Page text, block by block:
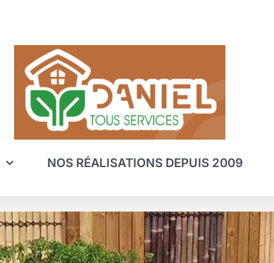
NOS RÉALISATIONS DEPUIS 2009